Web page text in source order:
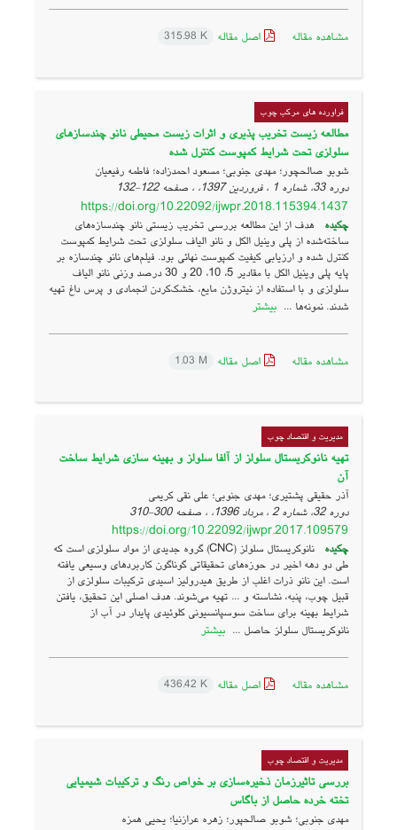
مشاهده مقاله اصل مقاله 315.98 K
فراورده های مرکب چوب
مطالعه زیست تخریب پذیری و اثرات زیست محیطی نانو چندسازهای
سلولزی تحت شرایط کمپوست کنترل شده
شوبو صالحچور؛ مهدی جنوبی؛ مسعود احمدزاده؛ فاطمه رفیعیان
دوره 33، شماره 1 ، فروردین 1397، ، صفحه
122-132
https://doi.org/10.22092/ijwpr.2018.115394.1437
چکیده
هدف از این مطالعه بررسی تخریب زیستی نانو چندسازه‌های
ساخته‌شده از پلی وینیل الکل و نانو الیاف سلولزی تحت شرایط کمپوست
کنترل شده و ارزیابی کیفیت کمپوست نهائی بود. فیلم‌های نانو چندسازه بر
پایه پلی وینیل الکل با مقادیر 5، 10، 20 و 30 درصد وزنی نانو الیاف
سلولزی و با استفاده از نیتروژن مایع، خشک‌کردن انجمادی و پرس داغ تهیه
شدند. نمونه‌ها ... بیشتر
مشاهده مقاله اصل مقاله 1.03 M
مدیریت و اقتصاد چوب
تهیه نانوکریستال سلولز از آلفا سلولز و بهینه سازی شرایط ساخت
آن
آذر حقیقی پشتیری؛ مهدی جنوبی؛ علی نقی کریمی
دوره 32، شماره 2 ، مرداد 1396، ، صفحه
300-310
https://doi.org/10.22092/ijwpr.2017.109579
چکیده
نانوکریستال سلولز (CNC) گروه جدیدی از مواد سلولزی است که
طی دو دهه اخیر در حوزه‌های تحقیقاتی گوناگون کاربردهای وسیعی یافته
است. این نانو ذرات اغلب از طریق هیدرولیز اسیدی ترکیبات سلولزی از
قبیل چوب، پنبه، نشاسته و ... تهیه می‌شوند. هدف اصلی این تحقیق، یافتن
شرایط بهینه برای ساخت سوسپانسیونی کلوئیدی پایدار در آب از
نانوکریستال سلولز حاصل ... بیشتر
مشاهده مقاله اصل مقاله 436.42 K
مدیریت و اقتصاد چوب
بررسی تاثیرزمان ذخیره‌سازی بر خواص رنگ و ترکیبات شیمیایی
تخته خرده حاصل از باگاس
مهدی جنوبی؛ شوبو صالحپور؛ زهره عرازنیا؛ یحیی همزه